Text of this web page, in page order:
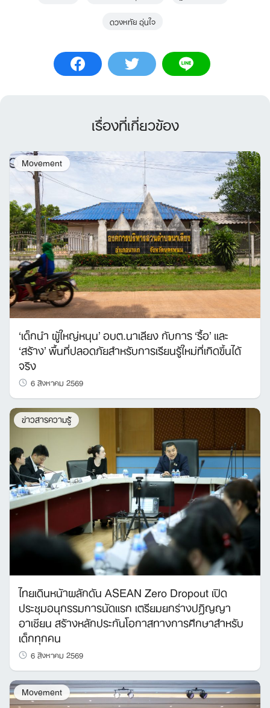
Search
for:
ดวงหทัย อุ่นใจ
เรื่องที่เกี่ยวข้อง
Movement
‘เด็กนำ ผู้ใหญ่หนุน’ อบต.นาเลียง กับการ ‘รื้อ’ และ
‘สร้าง’ พื้นที่ปลอดภัยสำหรับการเรียนรู้ใหม่ที่เกิดขึ้นได้
จริง
6 สิงหาคม 2569
ข่าวสารความรู้
ไทยเดินหน้าผลักดัน ASEAN Zero Dropout เปิด
ประชุมอนุกรรมการนัดแรก เตรียมยกร่างปฏิญญา
อาเซียน สร้างหลักประกันโอกาสทางการศึกษาสำหรับ
เด็กทุกคน
6 สิงหาคม 2569
Movement